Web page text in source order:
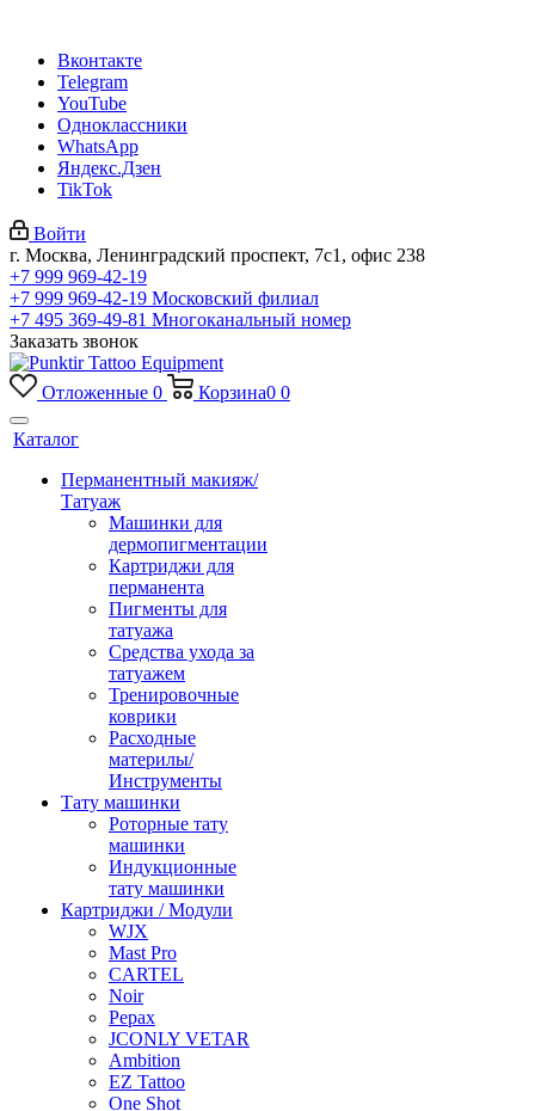
Вконтакте
Telegram
YouTube
Одноклассники
WhatsApp
Яндекс.Дзен
TikTok
Войти
г. Москва, Ленинградский проспект, 7с1, офис 238
+7 999 969-42-19
+7 999 969-42-19 Московский филиал
+7 495 369-49-81 Многоканальный номер
Заказать звонок
Отложенные 0 Корзина0 0
Каталог
Перманентный макияж/
Татуаж
Машинки для
дермопигментации
Картриджи для
перманента
Пигменты для
татуажа
Средства ухода за
татуажем
Тренировочные
коврики
Расходные
материлы/
Инструменты
Тату машинки
Роторные тату
машинки
Индукционные
тату машинки
Картриджи / Модули
WJX
Mast Pro
CARTEL
Noir
Pepax
JCONLY VETAR
Ambition
EZ Tattoo
One Shot